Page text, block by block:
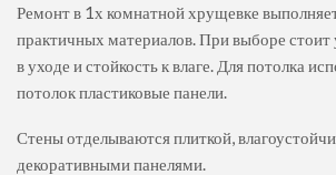
Ремонт в 1х комнатной хрущевке
практичных материалов. При выборе стоит
в уходе и стойкость к влаге. Для потолка
потолок пластиковые панели.
Стены отделываются плиткой,
декоративными панелями.